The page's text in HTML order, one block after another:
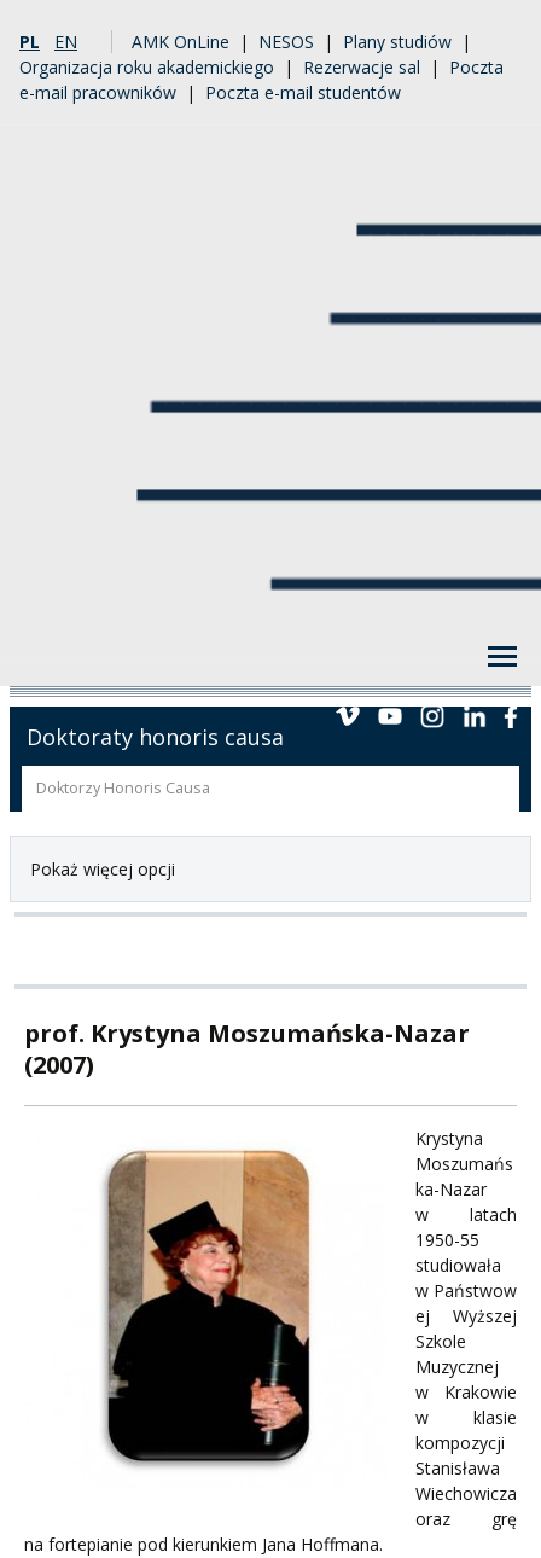
PL EN AMK OnLine | NESOS | Plany studiów |
Organizacja roku akademickiego | Rezerwacje sal | Poczta
e-mail pracowników | Poczta e-mail studentów
Doktoraty honoris causa
Doktorzy Honoris Causa
Pokaż więcej opcji
prof. Krystyna Moszumańska-Nazar
(2007)
Krystyna
Moszumańs
ka-Nazar
w latach
1950-55
studiowała
w Państwow
ej Wyższej
Szkole
Muzycznej
w Krakowie
w klasie
kompozycji
Stanisława
Wiechowicza
oraz grę
na fortepianie pod kierunkiem Jana Hoffmana.